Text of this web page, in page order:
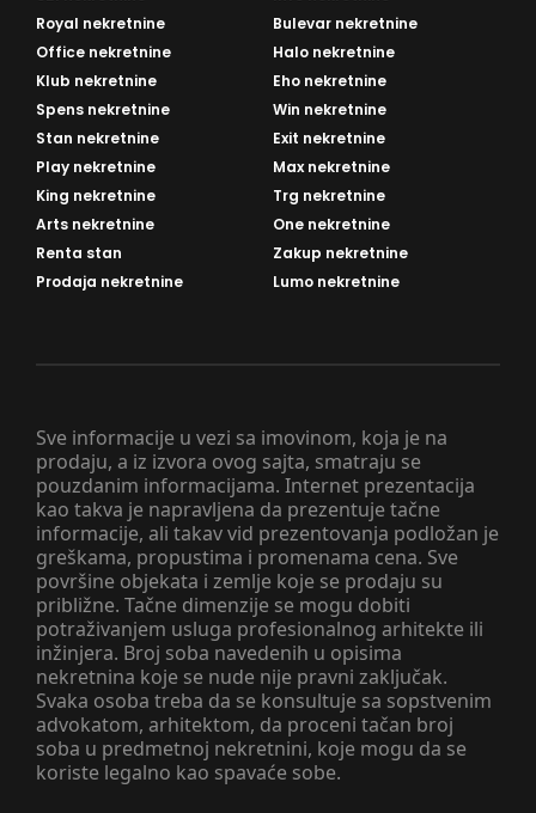
Sve informacije u vezi sa imovinom, koja je na
prodaju, a iz izvora ovog sajta, smatraju se
pouzdanim informacijama. Internet prezentacija
kao takva je napravljena da prezentuje tačne
informacije, ali takav vid prezentovanja podložan je
greškama, propustima i promenama cena. Sve
površine objekata i zemlje koje se prodaju su
približne. Tačne dimenzije se mogu dobiti
potraživanjem usluga profesionalnog arhitekte ili
inžinjera. Broj soba navedenih u opisima
nekretnina koje se nude nije pravni zaključak.
Svaka osoba treba da se konsultuje sa sopstvenim
advokatom, arhitektom, da proceni tačan broj
soba u predmetnoj nekretnini, koje mogu da se
koriste legalno kao spavaće sobe.
Royal nekretnine
Bulevar nekretnine
Office nekretnine
Halo nekretnine
Klub nekretnine
Eho nekretnine
Spens nekretnine
Win nekretnine
Stan nekretnine
Exit nekretnine
Play nekretnine
Max nekretnine
King nekretnine
Trg nekretnine
Arts nekretnine
One nekretnine
Renta stan
Zakup nekretnine
Prodaja nekretnine
Lumo nekretnine